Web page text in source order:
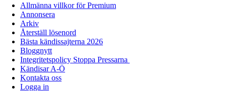
Allmänna villkor för Premium
Annonsera
Arkiv
Återställ lösenord
Bästa kändissajterna 2026
Bloggnytt
Integritetspolicy Stoppa Pressarna
Kändisar A-Ö
Kontakta oss
Logga in